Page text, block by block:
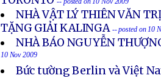
NHÀ VẬT LÝ THIÊN VĂN
TẶNG GIẢI KALINGA -- posted on 10
NHÀ BÁO NGUYỄN
10 Nov 2009
Bức tường Berlin và Việt